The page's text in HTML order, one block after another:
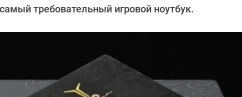
требовательный игровой ноутбук.